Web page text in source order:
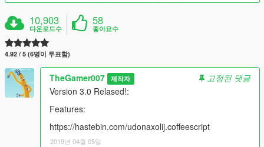
10,903
다운로드수
58
좋아요수
4.92 / 5 (6명이 투표함)
TheGamer007 제작자
고정된 댓글
Version 3.0 Relased!:
Features:
https://hastebin.com/udonaxolij.coffeescript
2019년 04월 05일